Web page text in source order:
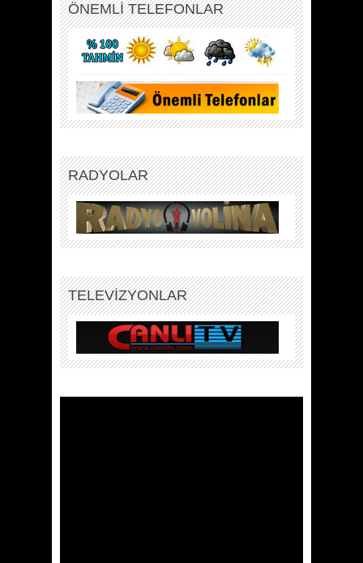
ÖNEMLİ TELEFONLAR
RADYOLAR
TELEVİZYONLAR